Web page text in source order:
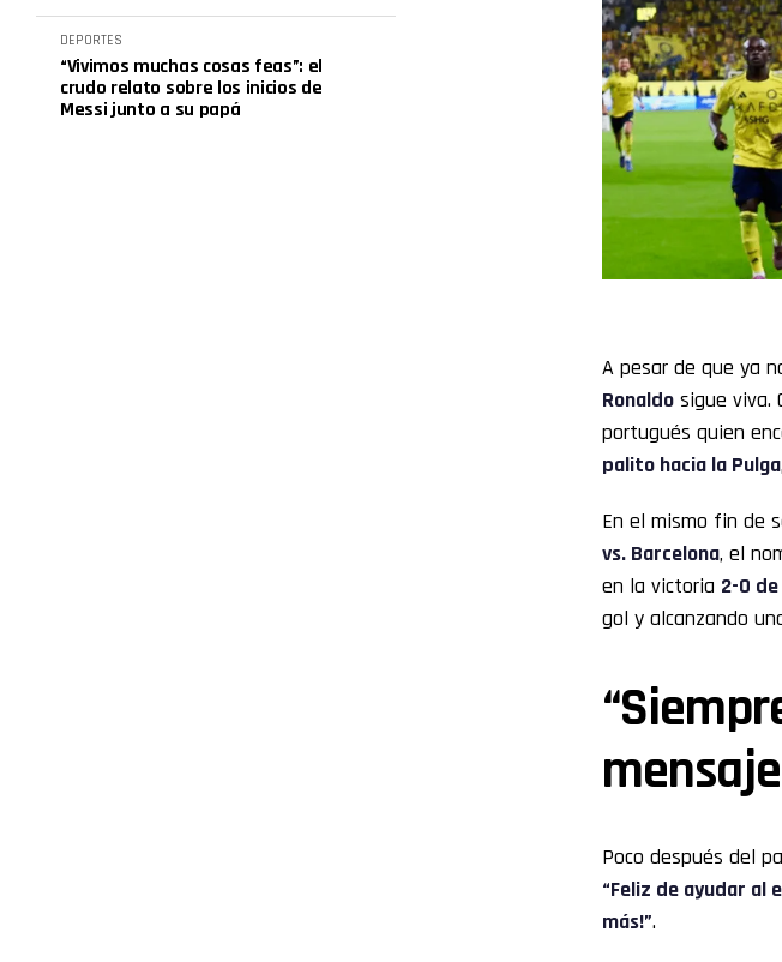
DEPORTES
“Vivimos muchas cosas feas”: el
crudo relato sobre los inicios de
Messi junto a su papá
A pesar de que ya
Ronaldo sigue viva.
portugués quien
palito hacia la Pulga
En el mismo fin de
vs. Barcelona, el
en la victoria 2-0
gol y alcanzando
Poco después del
“Feliz de ayudar al
más!”.